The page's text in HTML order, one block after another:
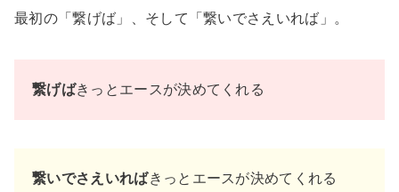
最初の「繋げば」、そして「繋いでさえいれば」。
繋げばきっとエースが決めてくれる
繋いでさえいればきっとエースが決めてくれる